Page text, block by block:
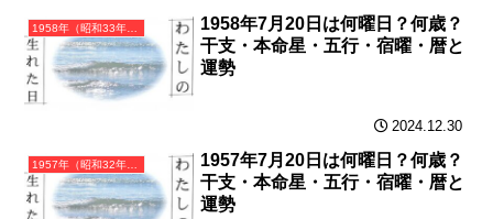
1958年（昭和33年）戊戌（つちのえいぬ）・戌年（いぬ年）カレンダー（月曜はじまり）
1958年7月20日は何曜日？何歳？
干支・本命星・五行・宿曜・暦と
運勢
2024.12.30
1957年（昭和32年）丁酉（ひのととり）・酉年（とり年）カレンダー（月曜はじまり）
1957年7月20日は何曜日？何歳？
干支・本命星・五行・宿曜・暦と
運勢